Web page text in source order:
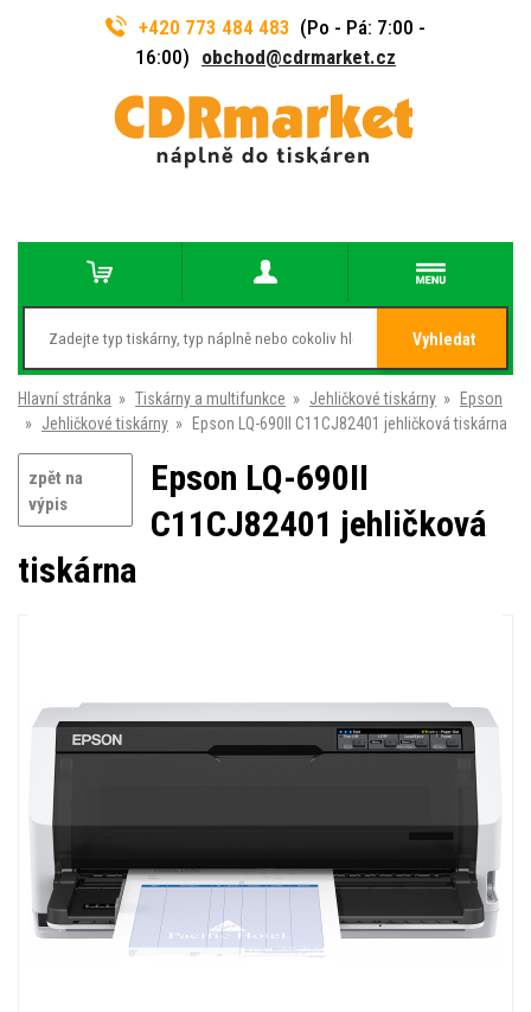
+420 773 484 483 (Po - Pá: 7:00 -
16:00) obchod@cdrmarket.cz
Vyhledat
Hlavní stránka » Tiskárny a multifunkce » Jehličkové tiskárny »
Epson
» Jehličkové tiskárny » Epson LQ-690II C11CJ82401 jehličková tiskárna
zpět na
výpis
Epson LQ-690II
C11CJ82401 jehličková
tiskárna